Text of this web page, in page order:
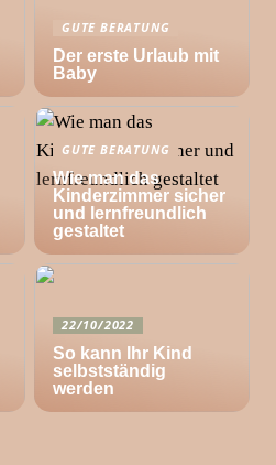
GUTE BERATUNG
Der erste Urlaub mit
Baby
GUTE BERATUNG
Wie man das
Kinderzimmer sicher
und lernfreundlich
gestaltet
22/10/2022
So kann Ihr Kind
selbstständig
werden